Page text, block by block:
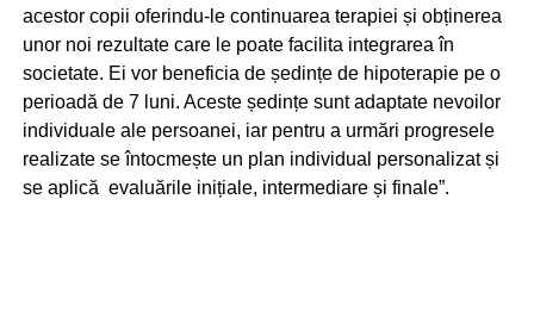
acestor copii oferindu-le continuarea terapiei și obținerea
unor noi rezultate care le poate facilita integrarea în
societate. Ei vor beneficia de ședințe de hipoterapie pe o
perioadă de 7 luni. Aceste ședințe sunt adaptate nevoilor
individuale ale persoanei, iar pentru a urmări progresele
realizate se întocmește un plan individual personalizat și
se aplică evaluările inițiale, intermediare și finale”.